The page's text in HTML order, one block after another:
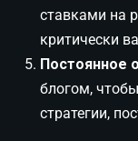
ставками на
критически
Постоянное
блогом,
стратегии,